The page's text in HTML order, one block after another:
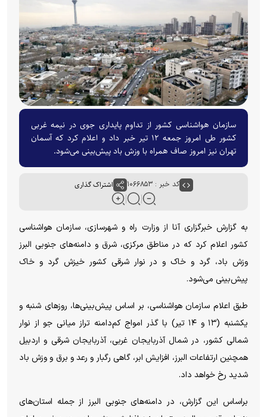
سازمان هواشناسی کشور از تداوم پایداری جوی در نیمه غربی
کشور طی امروز جمعه ۱۲ تیر خبر داد و اعلام کرد که آسمان
تهران نیز امروز صاف همراه با وزش باد پیش‌بینی می‌شود.
کد خبر : ۱۰۶۶۸۵۳ اشتراک گذاری
به گزارش خبرگزاری آنا از وزارت راه و شهرسازی، سازمان هواشناسی
کشور اعلام کرد که در مناطق مرکزی، شرق و دامنه‌های جنوبی البرز
وزش باد، گرد و خاک و در نوار شرقی کشور خیزش گرد و خاک
پیش‌بینی می‌شود.
طبق اعلام سازمان هواشناسی، بر اساس پیش‌بینی‌ها، روز‌های شنبه و
یکشنبه (۱۳ و ۱۴ تیر) با گذر امواج کم‌دامنه تراز میانی جو از نوار
شمالی کشور، در شمال آذربایجان غربی، آذربایجان شرقی و اردبیل
همچنین ارتفاعات البرز، افزایش ابر، گاهی رگبار و رعد و برق و وزش باد
شدید رخ خواهد داد.
براساس این گزارش، در دامنه‌های جنوبی البرز از جمله استان‌های